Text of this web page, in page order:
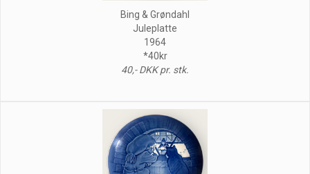
Bing & Grøndahl
Juleplatte
1964
*40kr
40,- DKK pr. stk.